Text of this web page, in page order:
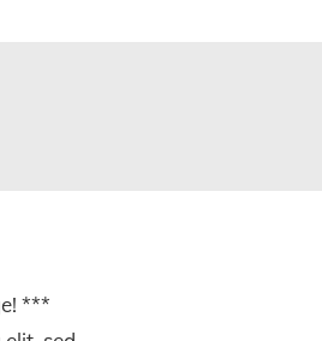
***